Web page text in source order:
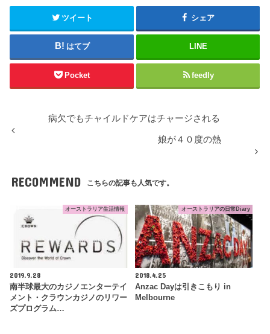
ツイート シェア
はてブ LINE
Pocket feedly
病欠でもチャイルドケアはチャージされる
娘が４０度の熱
RECOMMEND こちらの記事も人気です。
オーストラリア生活情報
2019.9.28
南半球最大のカジノエンターテイ
メント・クラウンカジノのリワー
ズプログラム…
オーストラリアの日常Diary
2018.4.25
Anzac Dayは引きこもり in
Melbourne